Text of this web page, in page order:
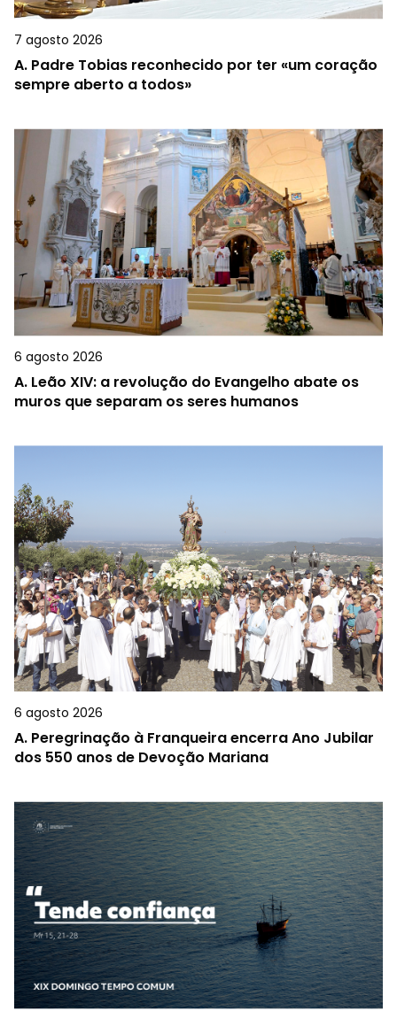
7 agosto 2026
A. Padre Tobias reconhecido por ter «um coração
sempre aberto a todos»
6 agosto 2026
A. Leão XIV: a revolução do Evangelho abate os
muros que separam os seres humanos
6 agosto 2026
A. Peregrinação à Franqueira encerra Ano Jubilar
dos 550 anos de Devoção Mariana